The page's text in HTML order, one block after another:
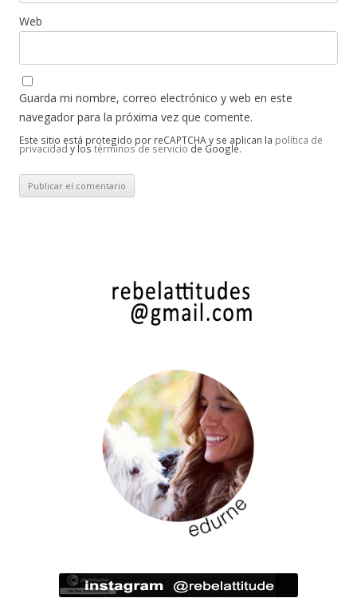
Web
Guarda mi nombre, correo electrónico y web en este
navegador para la próxima vez que comente.
Este sitio está protegido por reCAPTCHA y se aplican la política de
privacidad y los términos de servicio de Google.